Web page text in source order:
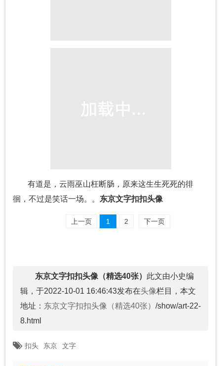
有道是，云雨巫山枉断肠，原来这生生死死的徘
徊，不过是笑话一场。。 东京文字扣扣头像
上一页 1 2 下一页
东京文字扣扣头像（精选40张） 此文由小史编
辑，于2022-10-01 16:46:43发布在头像栏目，本文
地址： 东京文字扣扣头像（精选40张） /show/art-22-
8.html
扣头 东京 文字